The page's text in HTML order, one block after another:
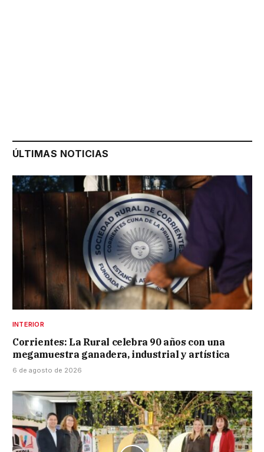
ÚLTIMAS NOTICIAS
INTERIOR
Corrientes: La Rural celebra 90 años con una
megamuestra ganadera, industrial y artística
6 de agosto de 2026